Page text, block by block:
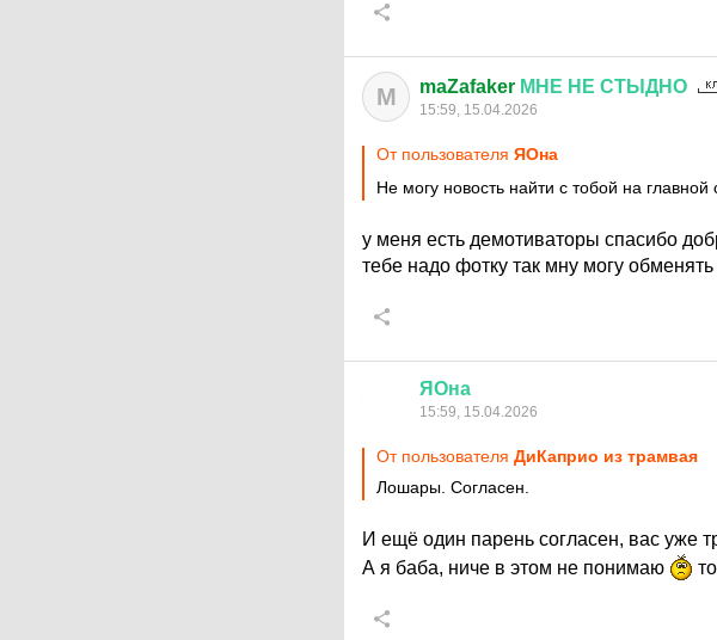
M maZafaker МНЕ НЕ СТЫДНО
15:59, 15.04.2026
От пользователя ЯОна
Не могу новость найти с тобой на главной
у меня есть демотиваторы спасибо
тебе надо фотку так мну могу
ЯОна
15:59, 15.04.2026
От пользователя ДиКаприо из трамвая
Лошары. Согласен.
И ещё один парень согласен, вас уже
А я баба, ниче в этом не понимаю